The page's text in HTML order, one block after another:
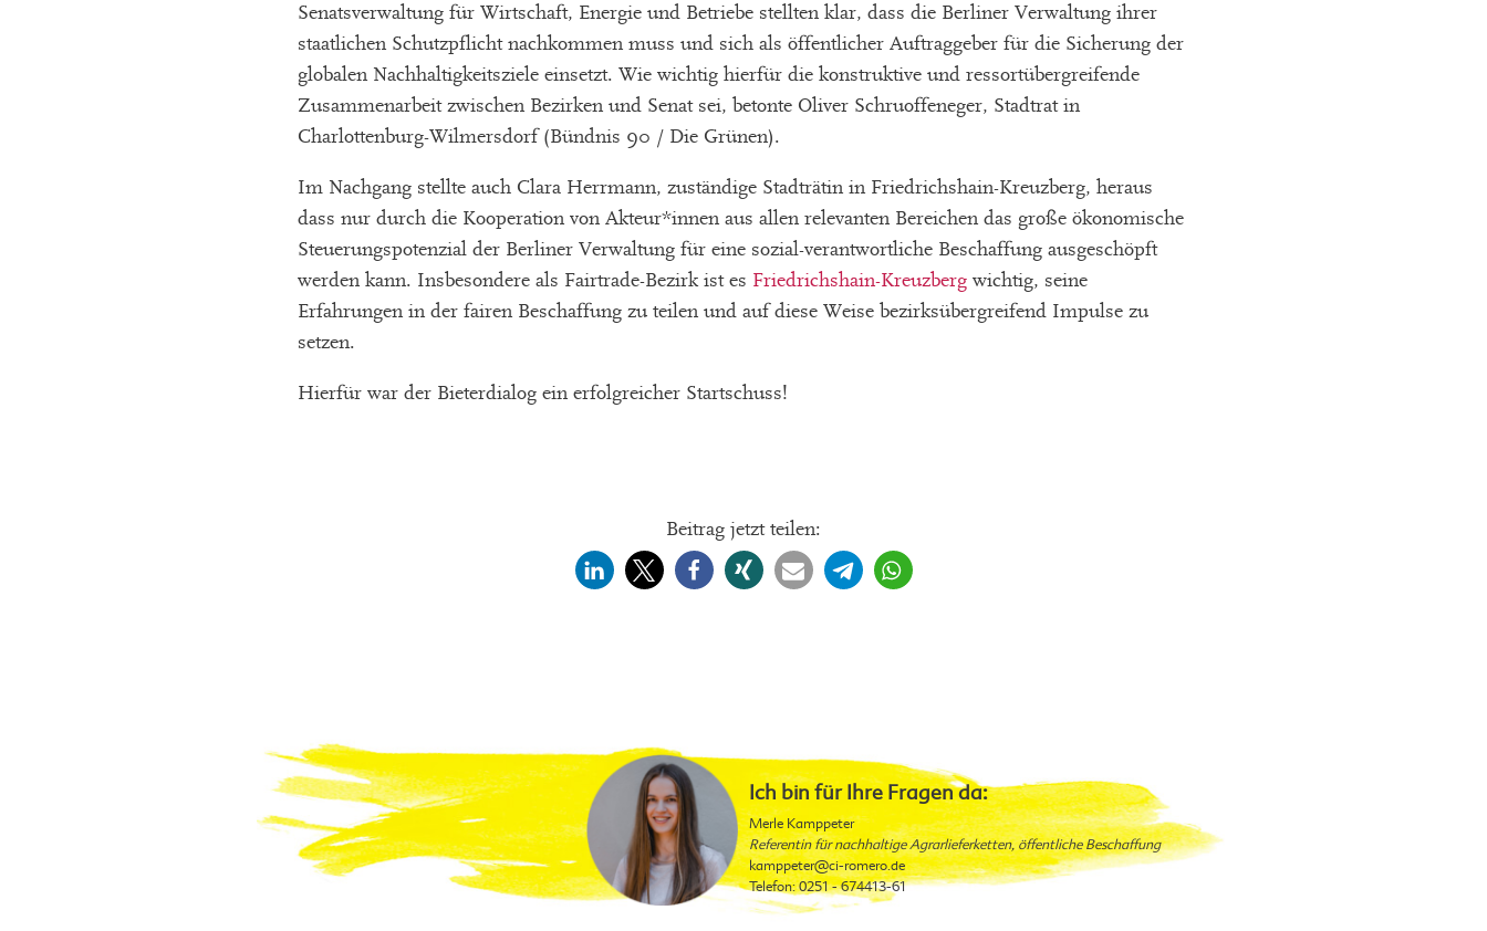
Senatsverwaltung für Wirtschaft, Energie und Betriebe stellten klar, dass die Berliner Verwaltung ihrer
staatlichen Schutzpflicht nachkommen muss und sich als öffentlicher Auftraggeber für die Sicherung der
globalen Nachhaltigkeitsziele einsetzt. Wie wichtig hierfür die konstruktive und ressortübergreifende
Zusammenarbeit zwischen Bezirken und Senat sei, betonte Oliver Schruoffeneger, Stadtrat in
Charlottenburg-Wilmersdorf (Bündnis 90 / Die Grünen).
Im Nachgang stellte auch Clara Herrmann, zuständige Stadträtin in Friedrichshain-Kreuzberg, heraus
dass nur durch die Kooperation von Akteur*innen aus allen relevanten Bereichen das große ökonomische
Steuerungspotenzial der Berliner Verwaltung für eine sozial-verantwortliche Beschaffung ausgeschöpft
werden kann. Insbesondere als Fairtrade-Bezirk ist es Friedrichshain-Kreuzberg wichtig, seine
Erfahrungen in der fairen Beschaffung zu teilen und auf diese Weise bezirksübergreifend Impulse zu
setzen.
Hierfür war der Bieterdialog ein erfolgreicher Startschuss!
Beitrag jetzt teilen:
Ich bin für Ihre Fragen da:
Merle Kamppeter
Referentin für nachhaltige Agrarlieferketten, öffentliche Beschaffung
kamppeter@ci-romero.de
Telefon: 0251 - 674413-61